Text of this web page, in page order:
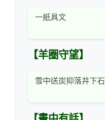
一紙具文
【羊圈守望】
雪中送炭抑落井下石